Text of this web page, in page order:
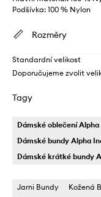
Podšívka: 100 % Nylon
Rozměry
Standardní velikost
Doporučujeme zvolit
Tagy
Dámské oblečení
Dámské bundy Alpha
Dámské krátké bundy
Jarni Bundy Kožená